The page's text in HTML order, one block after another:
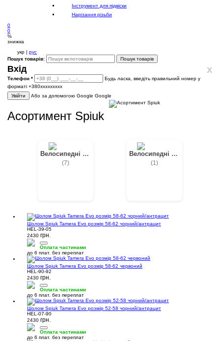
Інструмент для підвіски
Нарізання різьби
0
0
%
знижка
укр | рус
Пошук товарів:
Пошук товарів
x
Вхід
Телефон *
Будь ласка, введіть правильний номер у
форматі +380ххххххххх
Увійти
Або за допомогою Google Google
Асортимент Spiuk
Велосипедні шоломи
(7)
Велосипедні окуляри
(1)
Шолом Spiuk Tamera Evo розмір 58-62 чорний/антрацит
HEL-39-05
2430 грн.
Оплата частинами
до 6 плат. без переплат
Шолом Spiuk Tamera Evo розмір 58-62 червоний
HEL-90-92
2430 грн.
Оплата частинами
до 6 плат. без переплат
Шолом Spiuk Tamera Evo розмір 52-58 чорний/антрацит
HEL-07-90
2430 грн.
Оплата частинами
до 6 плат. без переплат